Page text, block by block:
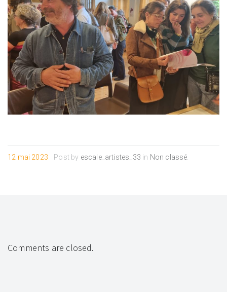
12 mai 2023 Post by escale_artistes_33 in Non classé
Comments are closed.